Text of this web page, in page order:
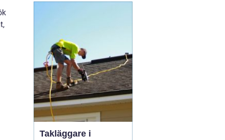
ger ett tydligt svar.
Genom en strukturerad
genomgån...
Takläggare i